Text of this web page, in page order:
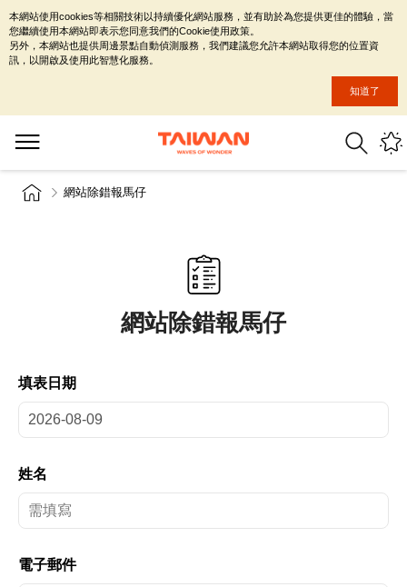
網站除錯報馬仔
網站除錯報馬仔
填表日期
姓名
電子郵件
本網站使用cookies等相關技術以持續優化網站服務，並有助於為您提供更佳的體驗，當
您繼續使用本網站即表示您同意我們的Cookie使用政策。
另外，本網站也提供周邊景點自動偵測服務，我們建議您允許本網站取得您的位置資
訊，以開啟及使用此智慧化服務。
知道了